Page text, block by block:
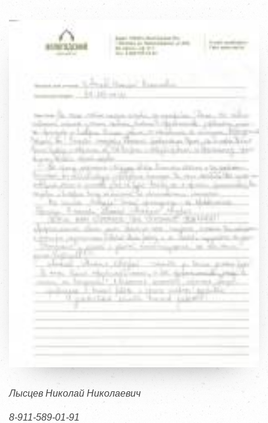
Лысцев Николай Николаевич
8-911-589-01-91